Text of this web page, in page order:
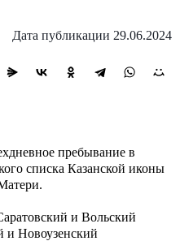
Дата публикации 29.06.2024
пребывание в
списка Казанской иконы
и Вольский
и Новоузенский